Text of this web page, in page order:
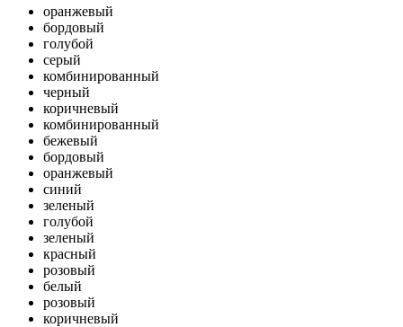
оранжевый
бордовый
голубой
серый
комбинированный
черный
коричневый
комбинированный
бежевый
бордовый
оранжевый
синий
зеленый
голубой
зеленый
красный
розовый
белый
розовый
коричневый